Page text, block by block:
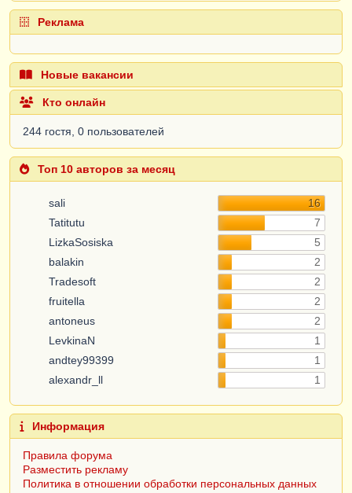
Реклама
Новые вакансии
Кто онлайн
244 гостя, 0 пользователей
Топ 10 авторов за месяц
16
Tatitutu
7
LizkaSosiska
5
balakin
2
Tradesoft
2
fruitella
2
antoneus
2
LevkinaN
1
andtey99399
1
alexandr_ll
1
Информация
Правила форума
Разместить рекламу
Политика в отношении обработки персональных данных